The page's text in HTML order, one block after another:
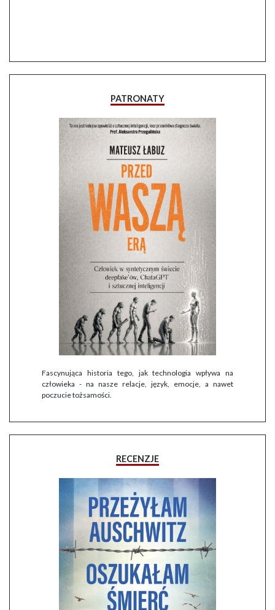
PATRONATY
Fascynująca historia tego, jak technologia wpływa na
człowieka - na nasze relacje, język, emocje, a nawet
poczucie tożsamości.
RECENZJE